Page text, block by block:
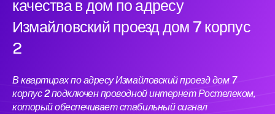
качества в дом по адресу
Измайловский проезд дом 7 корпус
2
В квартирах по адресу Измайловский проезд дом 7
корпус 2 подключен проводной интернет Ростелеком,
который обеспечивает стабильный сигнал